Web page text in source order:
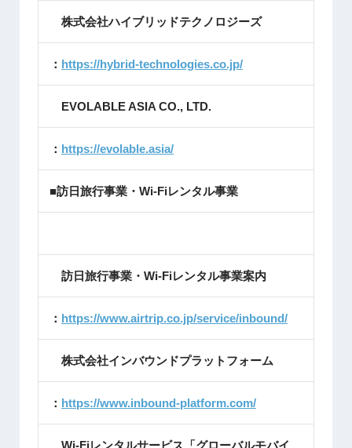
株式会社ハイブリッドテクノロジーズ
： https://hybrid-technologies.co.jp/
EVOLABLE ASIA CO., LTD.
： https://evolable.asia/
■訪日旅行事業・Wi-Fiレンタル事業
訪日旅行事業・Wi-Fiレンタル事業案内
： https://www.airtrip.co.jp/service/inbound/
株式会社インバウンドプラットフォーム
： https://www.inbound-platform.com/
Wi-Fiレンタルサービス「グローバルモバイ